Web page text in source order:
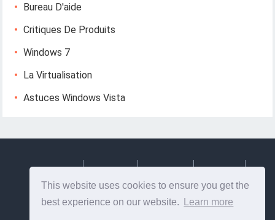
This website uses cookies to ensure you get the
best experience on our website.
Learn more
Bureau D'aide
Critiques De Produits
Windows 7
La Virtualisation
Astuces Windows Vista